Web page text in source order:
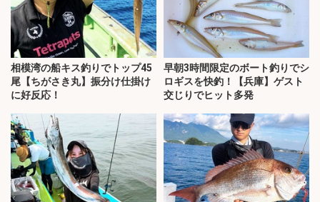
相模湾の船キス釣りでトップ45
尾【ちがさき丸】振分け仕掛け
に好反応！
早朝3時間限定のボート釣りでシ
ロギスを快釣！【兵庫】ゲスト
交じりでヒット多発